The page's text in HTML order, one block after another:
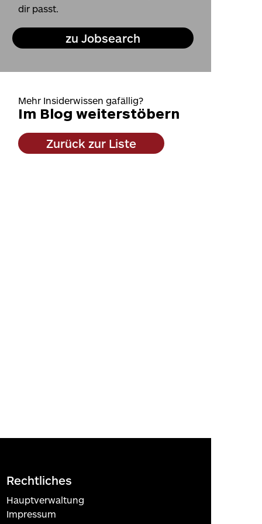
dir passt.
zu Jobsearch
Mehr Insiderwissen gafällig?
Im Blog weiterstöbern
Zurück zur Liste
Rechtliches
Hauptverwaltung
Impressum